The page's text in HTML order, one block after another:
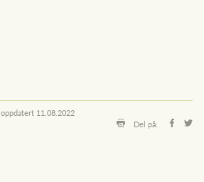
11.08.2022
Del på: